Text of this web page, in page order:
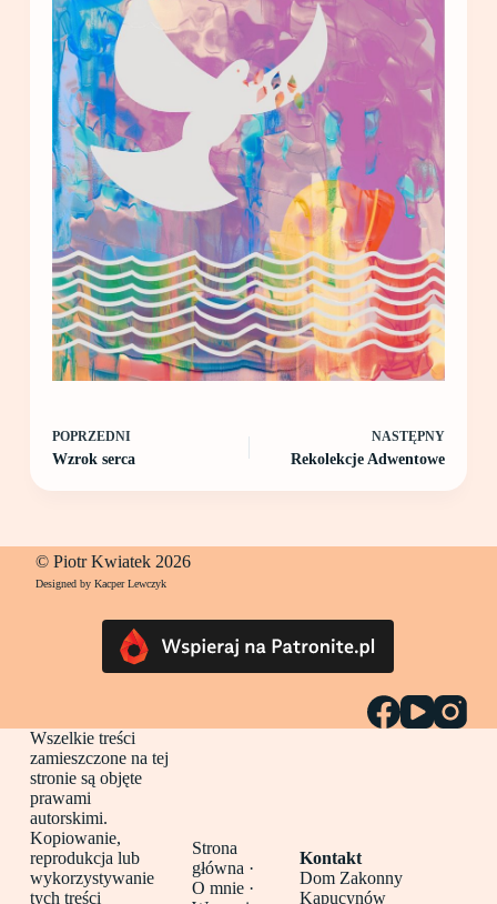
POPRZEDNI
Wzrok serca
NASTĘPNY
Rekolekcje Adwentowe
© Piotr Kwiatek 2026
Designed by Kacper Lewczyk
Wszelkie treści
zamieszczone na tej
stronie są objęte
prawami
autorskimi.
Kopiowanie,
reprodukcja lub
wykorzystywanie
tych treści
Strona
główna ·
O mnie ·
Kontakt
Dom Zakonny
Kapucynów